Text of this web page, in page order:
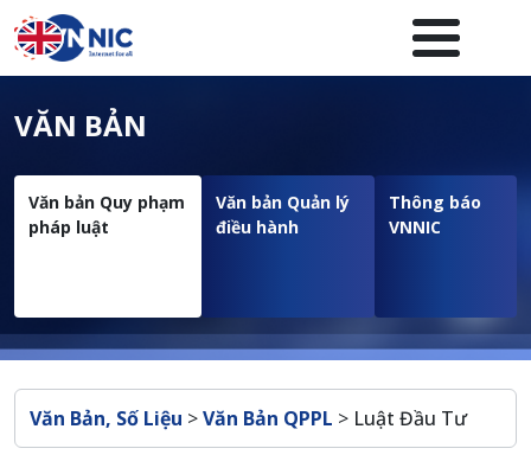
Nhảy đến nội dung
Menuheader của website
VĂN BẢN
Văn bản Quy phạm
pháp luật
Văn bản Quản lý
điều hành
Thông báo
VNNIC
Breadcrumb
Văn Bản, Số Liệu >Văn Bản QPPL > Luật Đầu Tư